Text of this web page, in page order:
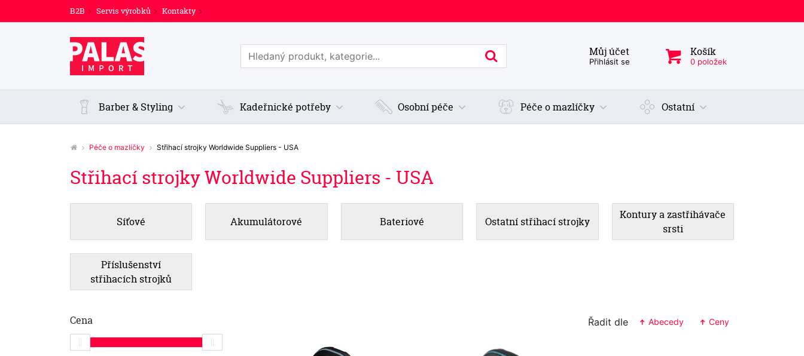
B2B Servis výrobků Kontakty
Můj účet
Přihlásit se
Košík
0 položek
Prohledat web Hledaný produkt, kategorie...
Barber & Styling Kadeřnické potřeby Osobní péče Péče o mazlíčky Ostatní
Péče o mazlíčky Střihací strojky Worldwide Suppliers - USA
Střihací strojky Worldwide Suppliers - USA
Síťové Akumulátorové Bateriové Ostatní střihací strojky
Kontury a zastřihávače
srsti
Příslušenství
střihacích strojků
Cena Řadit dle Abecedy Ceny